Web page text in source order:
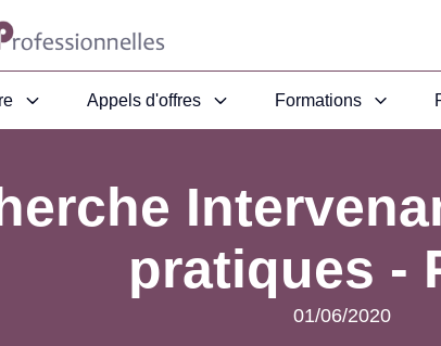
Appels d'offres Formations
pratiques -
01/06/2020